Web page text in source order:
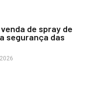
de spray de
segurança das